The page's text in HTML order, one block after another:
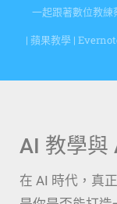
AI 教學與
在 AI 時代，真